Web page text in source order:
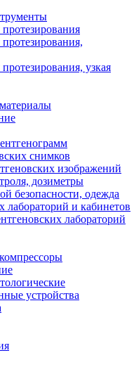
узкая
снимков
изображений
дозиметры
безопасности, одежда
лабораторий и кабинетов
лабораторий
устройства